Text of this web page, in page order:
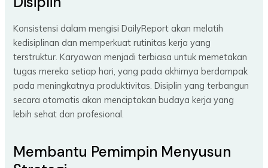
Konsistensi dalam mengisi DailyReport akan melatih
kedisiplinan dan memperkuat rutinitas kerja yang
terstruktur. Karyawan menjadi terbiasa untuk memetakan
tugas mereka setiap hari, yang pada akhirnya berdampak
pada meningkatnya produktivitas. Disiplin yang terbangun
secara otomatis akan menciptakan budaya kerja yang
lebih sehat dan profesional.
Membantu Pemimpin Menyusun